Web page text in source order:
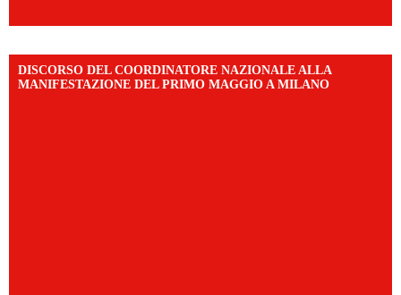
DISCORSO DEL COORDINATORE NAZIONALE ALLA
MANIFESTAZIONE DEL PRIMO MAGGIO A MILANO